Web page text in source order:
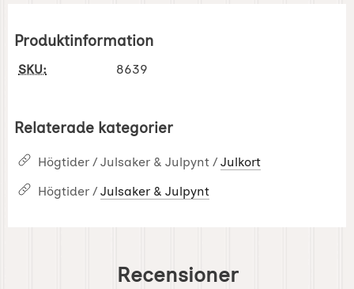
Produktinformation
SKU: 8639
Relaterade kategorier
Högtider / Julsaker & Julpynt / Julkort
Högtider / Julsaker & Julpynt
Recensioner